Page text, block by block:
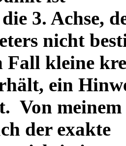
3. Achse,
nicht
Fall kleine
ein
Von meinem
der exakte